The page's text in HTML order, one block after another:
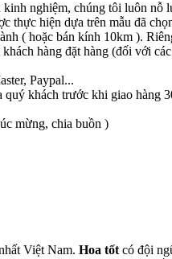
nghiệm, chúng tôi luôn nỗ
thực hiện dựa trên mẫu đã
( hoặc bán kính 10km ).
hàng đặt hàng (đối với
Paypal...
khách trước khi giao hàng
mừng, chia buồn )
Việt Nam. Hoa tốt có đội